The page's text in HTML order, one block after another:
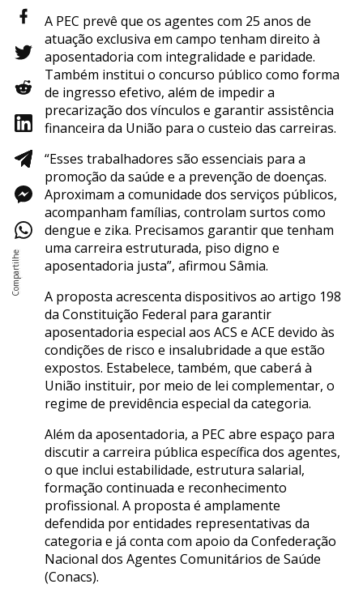
A PEC prevê que os agentes com 25 anos de
atuação exclusiva em campo tenham direito à
aposentadoria com integralidade e paridade.
Também institui o concurso público como forma
de ingresso efetivo, além de impedir a
precarização dos vínculos e garantir assistência
financeira da União para o custeio das carreiras.
“Esses trabalhadores são essenciais para a
promoção da saúde e a prevenção de doenças.
Aproximam a comunidade dos serviços públicos,
acompanham famílias, controlam surtos como
dengue e zika. Precisamos garantir que tenham
uma carreira estruturada, piso digno e
aposentadoria justa”, afirmou Sâmia.
A proposta acrescenta dispositivos ao artigo 198
da Constituição Federal para garantir
aposentadoria especial aos ACS e ACE devido às
condições de risco e insalubridade a que estão
expostos. Estabelece, também, que caberá à
União instituir, por meio de lei complementar, o
regime de previdência especial da categoria.
Além da aposentadoria, a PEC abre espaço para
discutir a carreira pública específica dos agentes,
o que inclui estabilidade, estrutura salarial,
formação continuada e reconhecimento
profissional. A proposta é amplamente
defendida por entidades representativas da
categoria e já conta com apoio da Confederação
Nacional dos Agentes Comunitários de Saúde
(Conacs).